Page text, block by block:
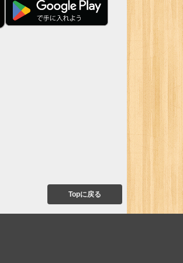
Topに戻る